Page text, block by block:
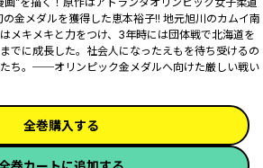
金メダルを獲得した恵本裕子!! 地元旭川のカムイ南
メキメキと力をつけ、3年時には団体戦で北海道を
でに成長した。社会人になったえもを待ち受けるの
ち。──オリンピック金メダルへ向けた厳しい戦い
全巻購入する